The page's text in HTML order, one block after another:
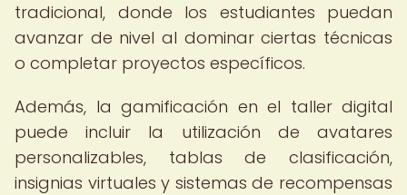
tradicional, donde los estudiantes puedan
avanzar de nivel al dominar ciertas técnicas
o completar proyectos específicos.
Además, la gamificación en el taller digital
puede incluir la utilización de avatares
personalizables, tablas de clasificación,
insignias virtuales y sistemas de recompensas